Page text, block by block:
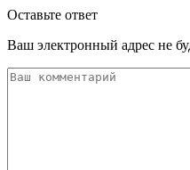
Оставьте ответ
Ваш электронный адрес не